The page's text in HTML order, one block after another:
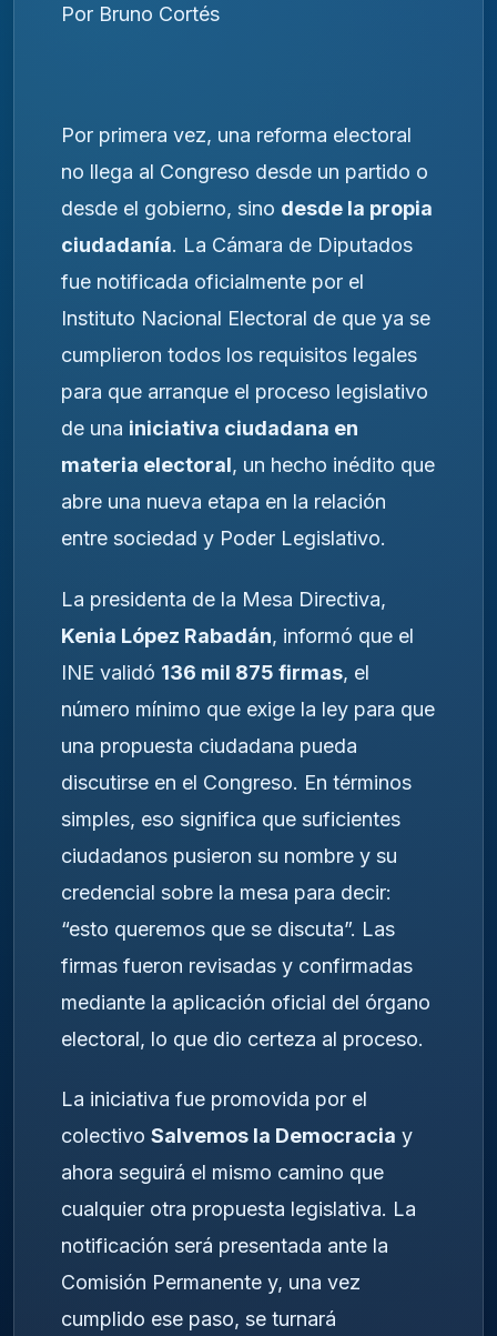
Por Bruno Cortés
Por primera vez, una reforma electoral
no llega al Congreso desde un partido o
desde el gobierno, sino desde la propia
ciudadanía. La Cámara de Diputados
fue notificada oficialmente por el
Instituto Nacional Electoral de que ya se
cumplieron todos los requisitos legales
para que arranque el proceso legislativo
de una iniciativa ciudadana en
materia electoral, un hecho inédito que
abre una nueva etapa en la relación
entre sociedad y Poder Legislativo.
La presidenta de la Mesa Directiva,
Kenia López Rabadán, informó que el
INE validó 136 mil 875 firmas, el
número mínimo que exige la ley para que
una propuesta ciudadana pueda
discutirse en el Congreso. En términos
simples, eso significa que suficientes
ciudadanos pusieron su nombre y su
credencial sobre la mesa para decir:
“esto queremos que se discuta”. Las
firmas fueron revisadas y confirmadas
mediante la aplicación oficial del órgano
electoral, lo que dio certeza al proceso.
La iniciativa fue promovida por el
colectivo Salvemos la Democracia y
ahora seguirá el mismo camino que
cualquier otra propuesta legislativa. La
notificación será presentada ante la
Comisión Permanente y, una vez
cumplido ese paso, se turnará